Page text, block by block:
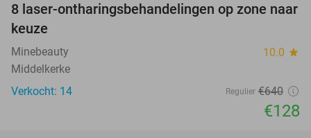
80%
8 laser-ontharingsbehandelingen op zone naar
keuze
Minebeauty 10.0 star
Middelkerke
Verkocht: 14
Regulier €640
€128